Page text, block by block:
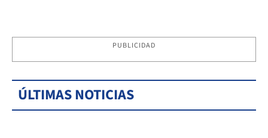
PUBLICIDAD
ÚLTIMAS NOTICIAS